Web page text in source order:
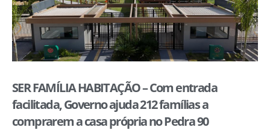
SER FAMÍLIA HABITAÇÃO – Com entrada
facilitada, Governo ajuda 212 famílias a
comprarem a casa própria no Pedra 90